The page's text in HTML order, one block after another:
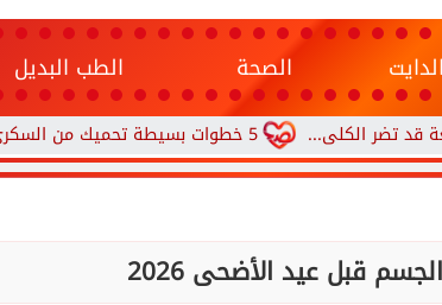
الصحة الطب البديل
5 خطوات بسيطة تحميك من السكري وأمراض القلب وارتفاع ضغط الدم
قبل عيد الأضحى 2026